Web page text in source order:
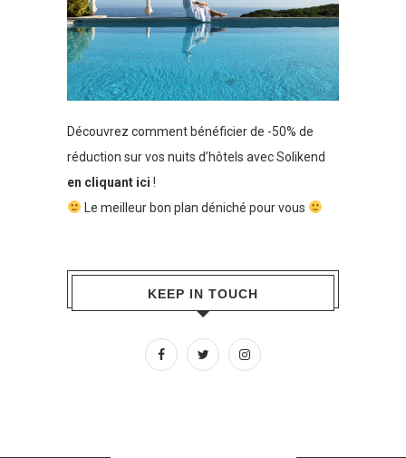
Découvrez comment bénéficier de -50% de
réduction sur vos nuits d’hôtels avec Solikend
en cliquant ici !
Le meilleur bon plan déniché pour vous
KEEP IN TOUCH